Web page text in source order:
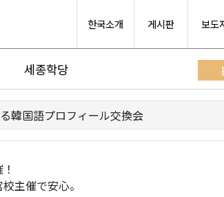
한국소개 게시판 보도
세종학당
韓国語プロフィール交換会
主催で安心。